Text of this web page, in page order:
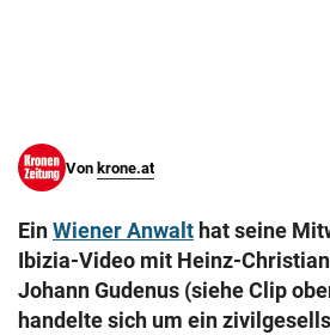
Von krone.at
EinWiener Anwalt hat seine
Ibizia-Video mit Heinz-
Johann Gudenus (siehe Clip
handelte sich um ein